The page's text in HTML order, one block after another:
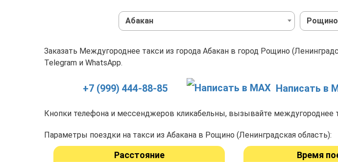
Абакан Рощино
Заказать Междугороднее такси из города Абакан в город Рощино
Telegram и WhatsApp.
+7 (999) 444-88-85 Написать в
Кнопки телефона и мессенджеров кликабельны, вызывайте междугороднее
Параметры поездки на такси из Абакана в Рощино (Ленинградская область):
Расстояние Время